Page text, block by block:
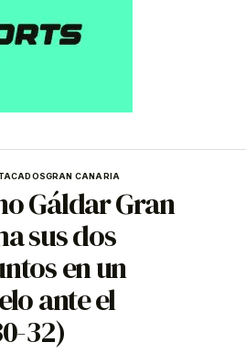
GRAN CANARIA
Gáldar Gran
sus dos
en un
ante el
32)